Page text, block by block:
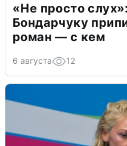
«Не просто
Бондарчуку
роман — с кем
6 августа 12